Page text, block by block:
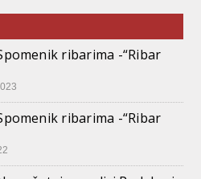
ribarima -“Ribar
ribarima -“Ribar